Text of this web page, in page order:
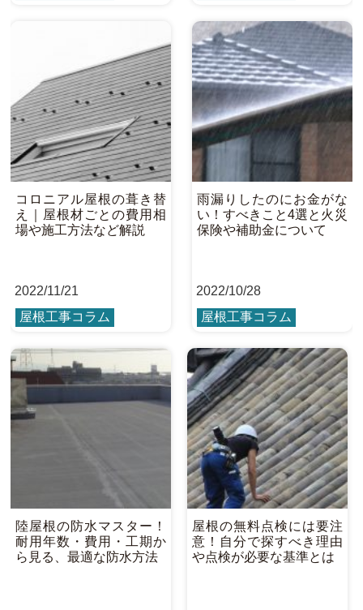
コロニアル屋根の葺き替
え｜屋根材ごとの費用相
場や施工方法など解説
2022/11/21
屋根工事コラム
雨漏りしたのにお金がな
い！すべきこと4選と火災
保険や補助金について
2022/10/28
屋根工事コラム
陸屋根の防水マスター！
耐用年数・費用・工期か
ら見る、最適な防水方法
屋根の無料点検には要注
意！自分で探すべき理由
や点検が必要な基準とは